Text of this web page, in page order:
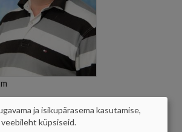
uurimistööde alused
ja isikupärasema kasutamise,
küpsiseid.